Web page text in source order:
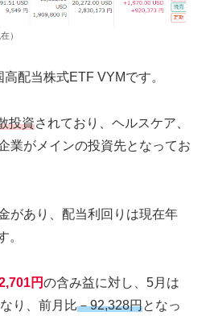
）
配当株式ETF VYMです。
投資されており、ヘルスケア、
業がメインの投資先となってお
があり、配当利回りは現在年
。
円の含み益に対し、5月は
り、前月比－92,328円となっ